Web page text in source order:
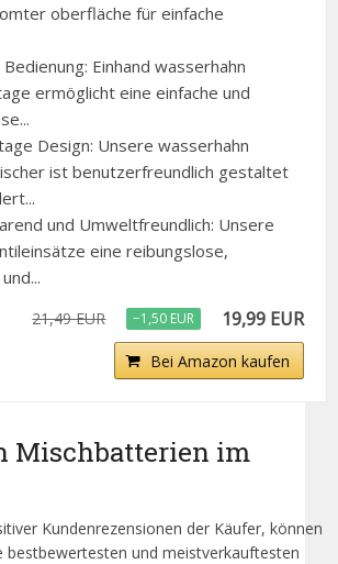
oberfläche für einfache
Einhand wasserhahn
ermöglicht eine einfache und
Design: Unsere wasserhahn
ist benutzerfreundlich gestaltet
und Umweltfreundlich: Unsere
eine reibungslose,
21,49 EUR −1,50 EUR 19,99 EUR
Bei Amazon kaufen
Mischbatterien im
Kundenrezensionen der Käufer, können
bestbewertesten und meistverkauftesten